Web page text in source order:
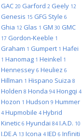
GAC 20 Garford 2 Geely 12
Genesis 15 GFG Style 6
Ghia 12 Glas 1 GM 30 GMC
17 Gordon-Keeble 1
Graham 1 Gumpert 1 Hafei
1 Hanomag 1 Heinkel 1
Hennessey 6 Heuliez 6
Hillman 1 Hispano Suiza 8
Holden 8 Honda 94 Hongqi 4
Hozon 1 Hudson 9 Hummer
4 Hupmobile 4 Hybrid
Kinetic 6 Hyundai 84 I.A.D. 10
I.DE.A 13 Icona 4 IED 6 Infiniti